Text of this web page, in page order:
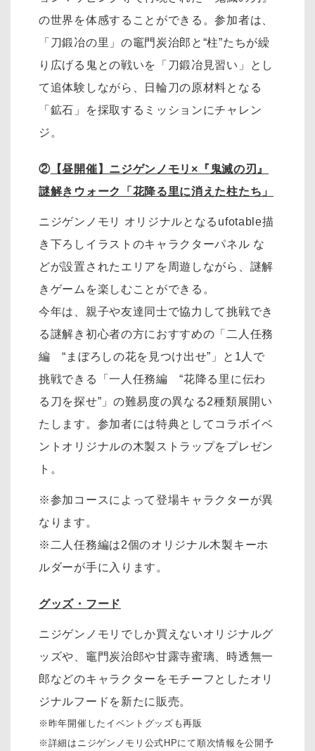
の世界を体感することができる。参加者は、
「刀鍛冶の里」の竈門炭治郎と“柱”たちが繰
り広げる鬼との戦いを「刀鍛冶見習い」とし
て追体験しながら、日輪刀の原材料となる
「鉱石」を採取するミッションにチャレン
ジ。
②【昼開催】ニジゲンノモリ×『鬼滅の刃』
謎解きウォーク「花降る里に消えた柱たち」
ニジゲンノモリ オリジナルとなるufotable描
き下ろしイラストのキャラクターパネル な
どが設置されたエリアを周遊しながら、謎解
きゲームを楽しむことができる。
今年は、親子や友達同士で協力して挑戦でき
る謎解き初心者の方におすすめの「二人任務
編 “まぼろしの花を見つけ出せ”」と1人で
挑戦できる「一人任務編 “花降る里に伝わ
る刀を探せ”」の難易度の異なる2種類展開い
たします。参加者には特典としてコラボイベ
ントオリジナルの木製ストラップをプレゼン
ト。
※参加コースによって登場キャラクターが異
なります。
※二人任務編は2個のオリジナル木製キーホ
ルダーが手に入ります。
グッズ・フード
ニジゲンノモリでしか買えないオリジナルグ
ッズや、竈門炭治郎や甘露寺蜜璃、時透無一
郎などのキャラクターをモチーフとしたオリ
ジナルフードを新たに販売。
※昨年開催したイベントグッズも再販
※詳細はニジゲンノモリ公式HPにて順次情報を公開予